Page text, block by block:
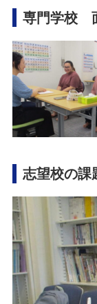
専門学校
志望校の課